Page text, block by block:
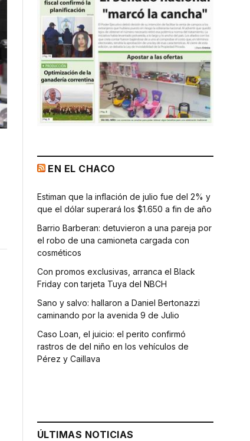
EN EL CHACO
Estiman que la inflación de julio fue del 2% y
que el dólar superará los $1.650 a fin de año
Barrio Barberan: detuvieron a una pareja por
el robo de una camioneta cargada con
cosméticos
Con promos exclusivas, arranca el Black
Friday con tarjeta Tuya del NBCH
Sano y salvo: hallaron a Daniel Bertonazzi
caminando por la avenida 9 de Julio
Caso Loan, el juicio: el perito confirmó
rastros de del niño en los vehículos de
Pérez y Caillava
ÚLTIMAS NOTICIAS